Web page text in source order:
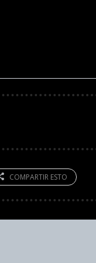
COMPARTIR ESTO